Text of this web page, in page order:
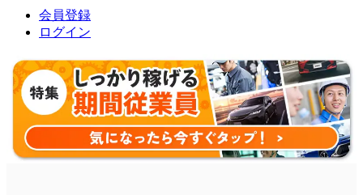
会員登録
ログイン